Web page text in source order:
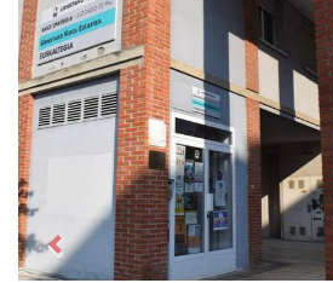
Previous